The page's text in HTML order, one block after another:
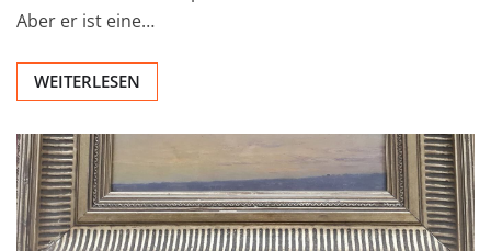
Aber er ist eine…
WEITERLESEN